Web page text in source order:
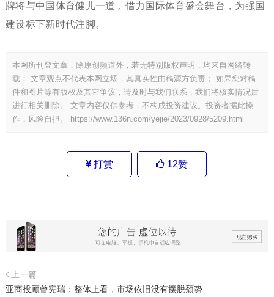
牌将与中国体育健儿一道，借力国际体育盛会舞台，为强国
建设标下新时代注脚。
本网所刊登文章，除原创频道外，若无特别版权声明，均来自网络转
载； 文章观点不代表本网立场，其真实性由稿源方负责； 如果您对稿
件和图片等有版权及其它争议，请及时与我们联系，我们将核实情况后
进行相关删除。 文章内容仅供参考，不构成投资建议。投资者据此操
作，风险自担。
https://www.136n.com/yejie/2023/0928/5209.html
打赏 12赞
上一篇
亚商投顾曾宪瑞：整体上看，市场依旧没有摆脱颓势